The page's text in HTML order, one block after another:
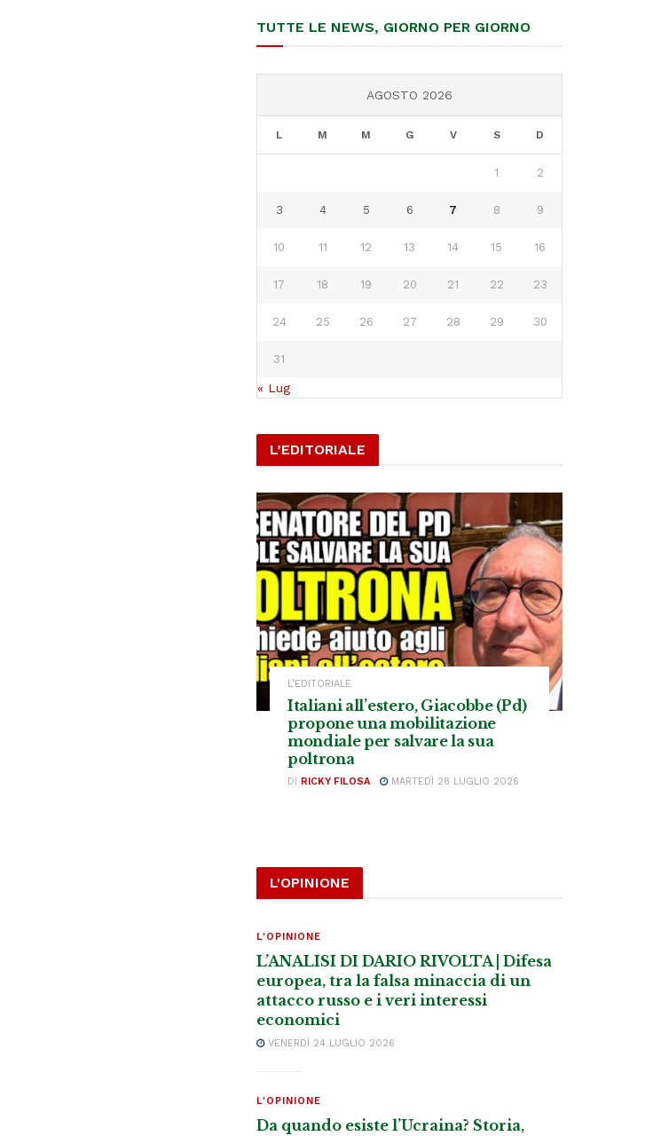
TUTTE LE NEWS, GIORNO PER GIORNO
AGOSTO 2026
L M M G V S D
1 2
3 4 5 6 7 8 9
10 11 12 13 14 15 16
17 18 19 20 21 22 23
24 25 26 27 28 29 30
31
« Lug
L’EDITORIALE
L’EDITORIALE
Italiani all’estero, Giacobbe (Pd)
propone una mobilitazione
mondiale per salvare la sua
poltrona
DI RICKY FILOSA MARTEDÌ 28 LUGLIO 2026
L'OPINIONE
L'OPINIONE
L’ANALISI DI DARIO RIVOLTA | Difesa
europea, tra la falsa minaccia di un
attacco russo e i veri interessi
economici
VENERDÌ 24 LUGLIO 2026
L'OPINIONE
Da quando esiste l’Ucraina? Storia,